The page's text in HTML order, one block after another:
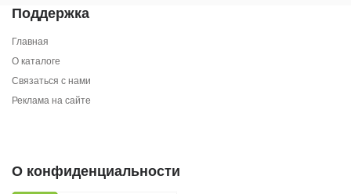
Поддержка
Главная
О каталоге
Связаться с нами
Реклама на сайте
О конфиденциальности